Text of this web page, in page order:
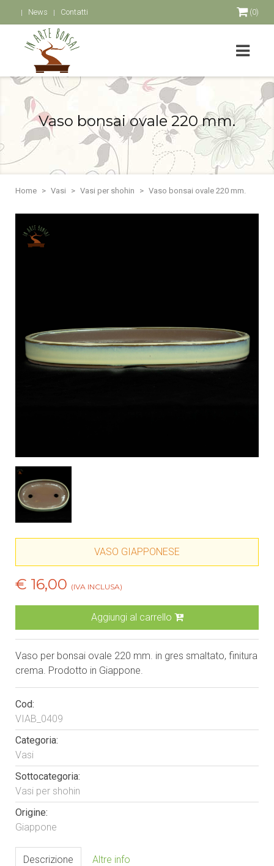
News Contatti (0)
Vaso bonsai ovale 220 mm.
Home Vasi Vasi per shohin Vaso bonsai ovale 220 mm.
VASO GIAPPONESE
€ 16,00 (IVA INCLUSA)
Aggiungi al carrello
Vaso per bonsai ovale 220 mm. in gres smaltato, finitura
crema. Prodotto in Giappone.
Cod:
VIAB_0409
Categoria:
Vasi
Sottocategoria:
Vasi per shohin
Origine:
Giappone
Descrizione Altre info